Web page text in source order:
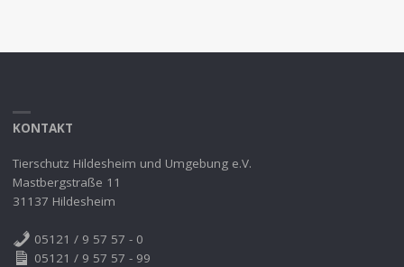
KONTAKT
Tierschutz Hildesheim und Umgebung e.V.
Mastbergstraße 11
31137 Hildesheim
05121 / 9 57 57 - 0
05121 / 9 57 57 - 99